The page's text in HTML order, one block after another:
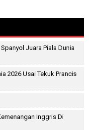
Juara Piala Dunia
2026 Usai Tekuk Prancis
Inggris Di